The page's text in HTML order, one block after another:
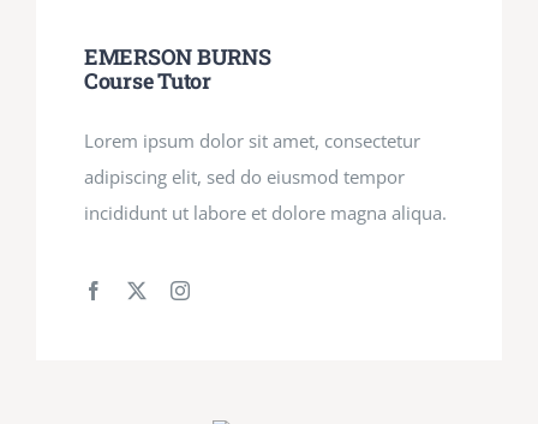
EMERSON BURNS
Course Tutor
Lorem ipsum dolor sit amet, consectetur
adipiscing elit, sed do eiusmod tempor
incididunt ut labore et dolore magna aliqua.